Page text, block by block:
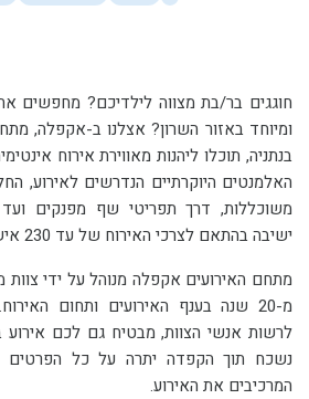
האלמנטים היוקרתיים הנדרשים לאירוע,
משוכללות, דרך תפריטי שף מפנקים ועד
ישיבה בהתאם לצרכי האירוח של
עד 230 איש
נשכח תוך הקפדה יתרה על כל הפרטים
המרכיבים את האירוע.